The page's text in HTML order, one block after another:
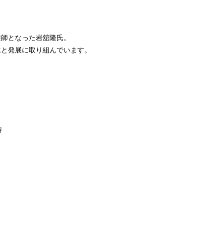
となった岩舘隆氏。
発展に取り組んでいます。